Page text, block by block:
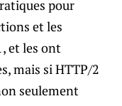
pour
et les
et les ont
mais si HTTP/2
seulement